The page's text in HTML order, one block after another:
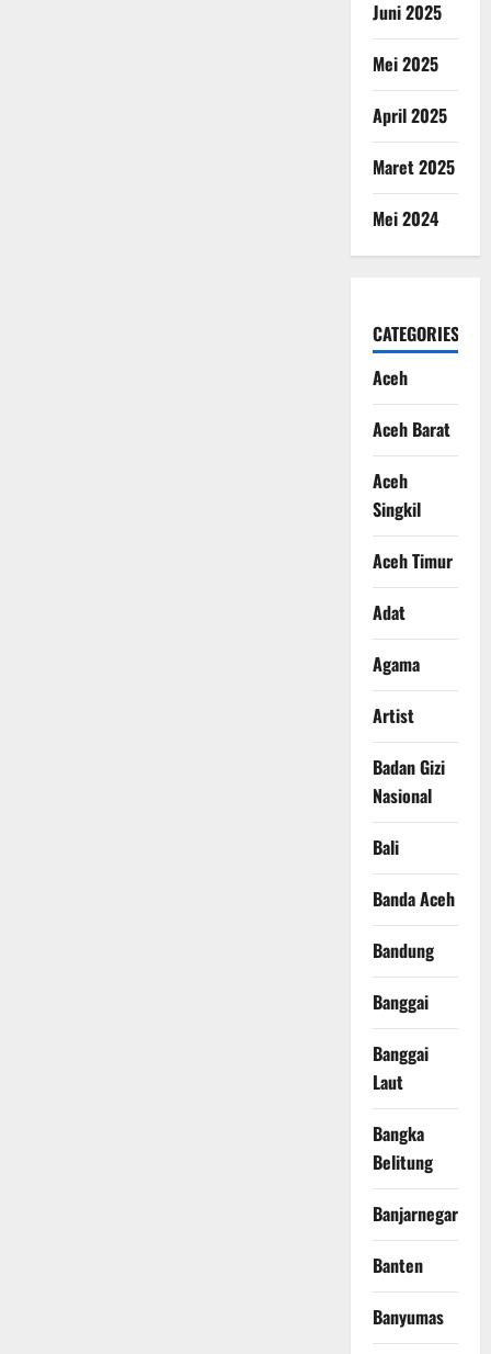
Juni 2025
Mei 2025
April 2025
Maret 2025
Mei 2024
CATEGORIES
Aceh
Aceh Barat
Aceh
Singkil
Aceh Timur
Adat
Agama
Artist
Badan Gizi
Nasional
Bali
Banda Aceh
Bandung
Banggai
Banggai
Laut
Bangka
Belitung
Banjarnegara
Banten
Banyumas